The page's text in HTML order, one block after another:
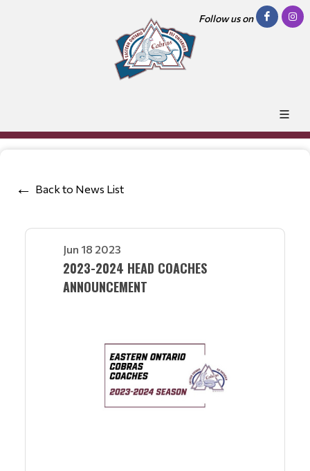
Follow us on
Back to News List
Jun 18 2023
2023-2024 HEAD COACHES
ANNOUNCEMENT